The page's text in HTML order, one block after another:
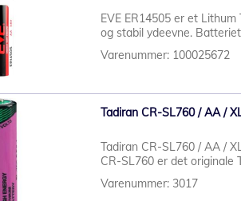
EVE ER14505 er et
og stabil ydeevne.
Varenummer: 100025672
Tadiran CR-SL760 / AA /
Tadiran CR-SL760 / AA /
CR-SL760 er det originale
Varenummer: 3017